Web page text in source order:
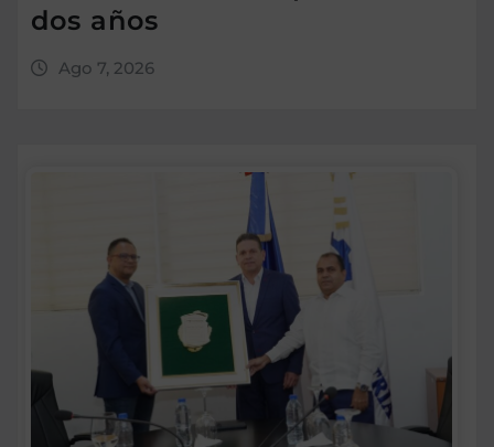
dos años
Ago 7, 2026